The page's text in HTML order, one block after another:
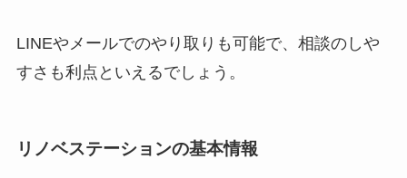
LINEやメールでのやり取りも可能で、相談のしや
すさも利点といえるでしょう。
リノベステーションの基本情報